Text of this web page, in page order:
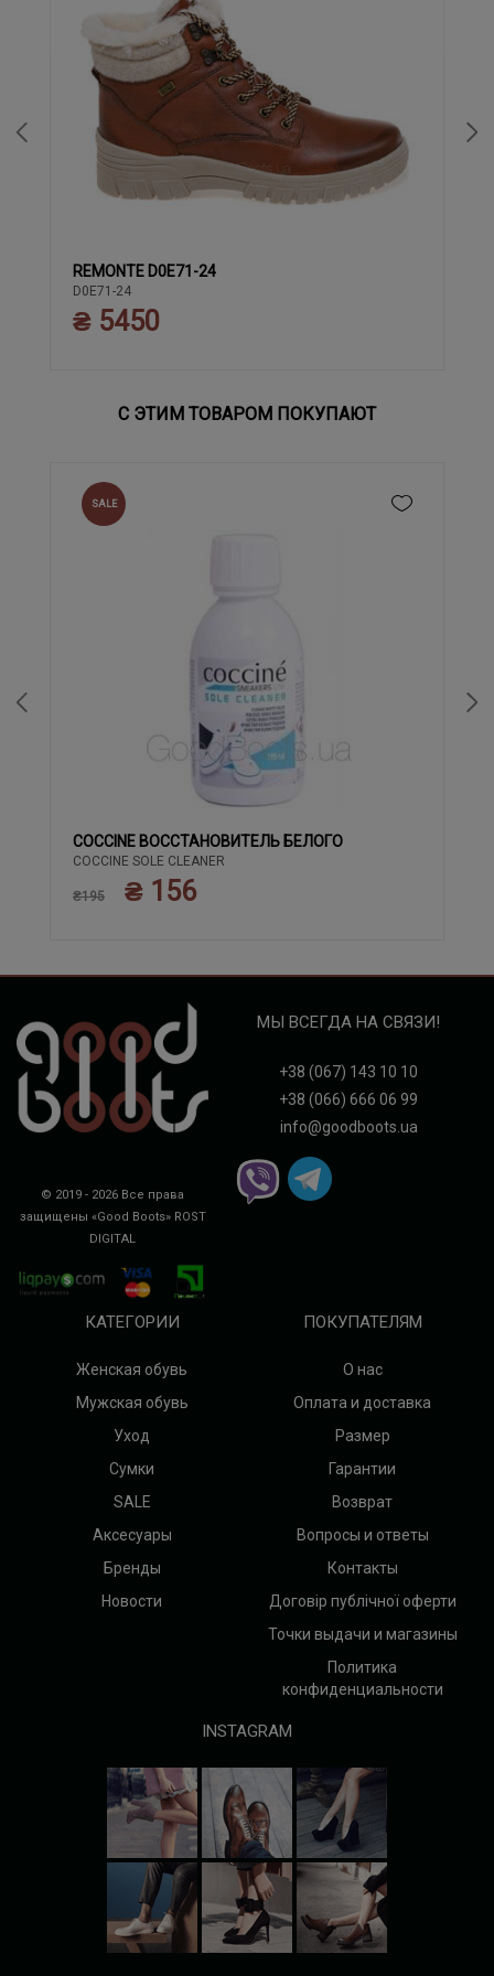
36 37 38 39
REMONTE D0E71-24
D0E71-24
₴ 5450
С ЭТИМ ТОВАРОМ ПОКУПАЮТ
SALE
COCCINE ВОССТАНОВИТЕЛЬ БЕЛОГО
COCCINE SOLE CLEANER
₴195 ₴ 156
© 2019 - 2026 Все права
защищены «Good Boots» ROST
DIGITAL
МЫ ВСЕГДА НА СВЯЗИ!
+38 (067) 143 10 10
+38 (066) 666 06 99
info@goodboots.ua
КАТЕГОРИИ
Женская обувь
Мужская обувь
Уход
Сумки
SALE
Аксесуары
Бренды
Новости
ПОКУПАТЕЛЯМ
О нас
Оплата и доставка
Размер
Гарантии
Возврат
Вопросы и ответы
Контакты
Договір публічної оферти
Точки выдачи и магазины
Политика
конфиденциальности
INSTAGRAM